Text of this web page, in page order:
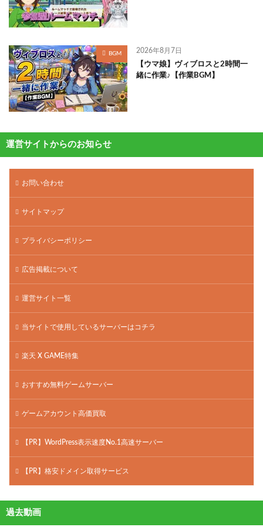
BGM 2026年8月7日
【ウマ娘】ヴィブロスと2時間一
緒に作業♪【作業BGM】
運営サイトからのお知らせ
お問い合わせ
サイトマップ
プライバシーポリシー
広告掲載について
運営サイト一覧
当サイトで使用しているサーバーはコチラ
楽天 X GAME特集
おすすめ無料ゲームサーバー
ゲームアカウント高価買取
【PR】WordPress表示速度No.1高速サーバー
【PR】格安ドメイン取得サービス
過去動画